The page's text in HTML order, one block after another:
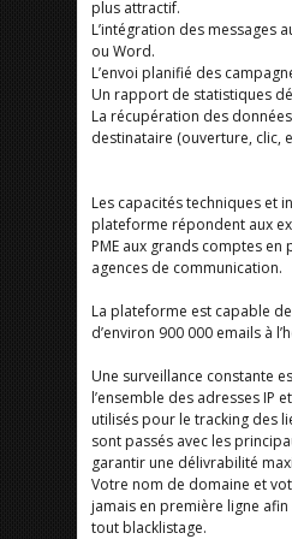
plus attractif.
L’intégration des messages
ou Word.
L’envoi planifié des
Un rapport de statistiques
La récupération des
destinataire (ouverture, clic,
Les capacités techniques et
plateforme répondent aux
PME aux grands comptes en
agences de communication.
La plateforme est capable
d’environ 900 000 emails à
Une surveillance constante
l’ensemble des adresses IP
utilisés pour le tracking des
sont passés avec les
garantir une délivrabilité
Votre nom de domaine et
jamais en première ligne
tout blacklistage.